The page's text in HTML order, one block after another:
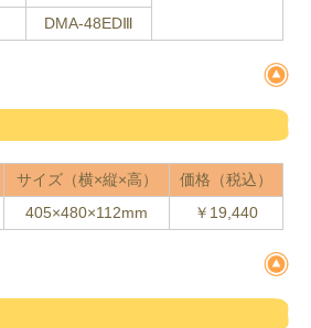
DMA-48EDⅢ
サイズ（横×縦×高）
価格（税込）
405×480×112mm ￥19,440